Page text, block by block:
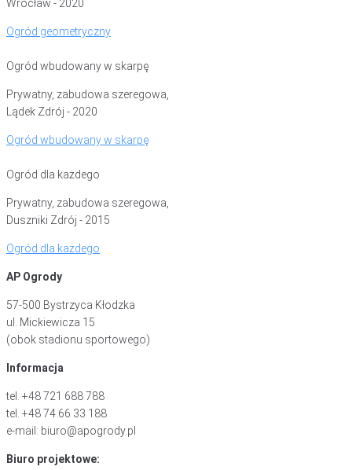
Wrocław - 2020
Ogród geometryczny
Ogród wbudowany w skarpę
Prywatny, zabudowa szeregowa,
Lądek Zdrój - 2020
Ogród wbudowany w skarpę
Ogród dla każdego
Prywatny, zabudowa szeregowa,
Duszniki Zdrój - 2015
Ogród dla każdego
AP Ogrody
57-500 Bystrzyca Kłodzka
ul. Mickiewicza 15
(obok stadionu sportowego)
Informacja
tel. +48 721 688 788
tel. +48 74 66 33 188
e-mail: biuro@apogrody.pl
Biuro projektowe: